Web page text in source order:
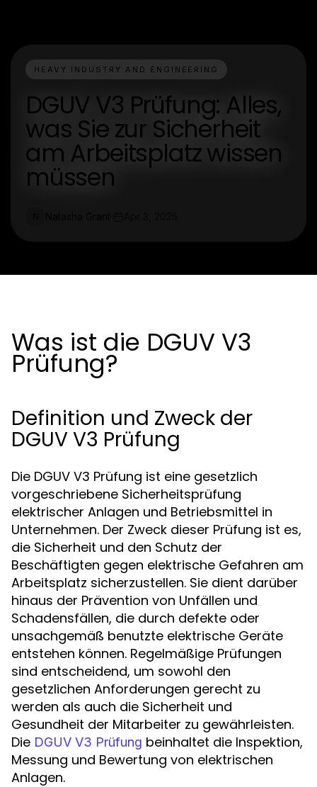
HEAVY INDUSTRY AND ENGINEERING
DGUV V3 Prüfung: Alles,
was Sie zur Sicherheit
am Arbeitsplatz wissen
müssen
Was ist die DGUV V3
Prüfung?
Definition und Zweck der
DGUV V3 Prüfung
Die DGUV V3 Prüfung ist eine gesetzlich
vorgeschriebene Sicherheitsprüfung
elektrischer Anlagen und Betriebsmittel in
Unternehmen. Der Zweck dieser Prüfung ist es,
die Sicherheit und den Schutz der
Beschäftigten gegen elektrische Gefahren am
Arbeitsplatz sicherzustellen. Sie dient darüber
hinaus der Prävention von Unfällen und
Schadensfällen, die durch defekte oder
unsachgemäß benutzte elektrische Geräte
entstehen können. Regelmäßige Prüfungen
sind entscheidend, um sowohl den
gesetzlichen Anforderungen gerecht zu
werden als auch die Sicherheit und
Gesundheit der Mitarbeiter zu gewährleisten.
Die DGUV V3 Prüfung beinhaltet die Inspektion,
Messung und Bewertung von elektrischen
Anlagen.